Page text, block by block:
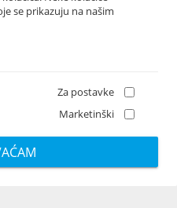
se prikazuju na našim
Za postavke
Marketinški